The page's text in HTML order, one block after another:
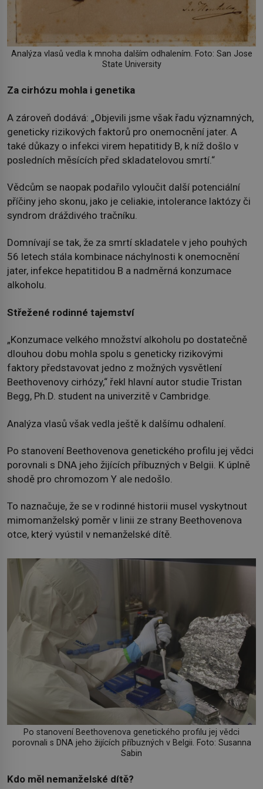
Analýza vlasů vedla k mnoha dalším odhalením. Foto: San Jose
State University
Za cirhózu mohla i genetika
A zároveň dodává: „Objevili jsme však řadu významných,
geneticky rizikových faktorů pro onemocnění jater. A
také důkazy o infekci virem hepatitidy B, k níž došlo v
posledních měsících před skladatelovou smrtí.“
Vědcům se naopak podařilo vyloučit další potenciální
příčiny jeho skonu, jako je celiakie, intolerance laktózy či
syndrom dráždivého tračníku.
Domnívají se tak, že za smrtí skladatele v jeho pouhých
56 letech stála kombinace náchylnosti k onemocnění
jater, infekce hepatitidou B a nadměrná konzumace
alkoholu.
Střežené rodinné tajemství
„Konzumace velkého množství alkoholu po dostatečně
dlouhou dobu mohla spolu s geneticky rizikovými
faktory představovat jedno z možných vysvětlení
Beethovenovy cirhózy,“ řekl hlavní autor studie Tristan
Begg, Ph.D. student na univerzitě v Cambridge.
Analýza vlasů však vedla ještě k dalšímu odhalení.
Po stanovení Beethovenova genetického profilu jej vědci
porovnali s DNA jeho žijících příbuzných v Belgii. K úplně
shodě pro chromozom Y ale nedošlo.
To naznačuje, že se v rodinné historii musel vyskytnout
mimomanželský poměr v linii ze strany Beethovenova
otce, který vyústil v nemanželské dítě.
Po stanovení Beethovenova genetického profilu jej vědci
porovnali s DNA jeho žijících příbuzných v Belgii. Foto: Susanna
Sabin
Kdo měl nemanželské dítě?